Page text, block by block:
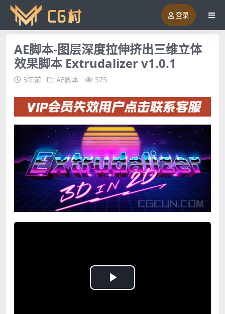
登录
AE脚本-图层深度拉伸挤出三维立体
效果脚本 Extrudalizer v1.0.1
3年前 AE脚本 575
Play